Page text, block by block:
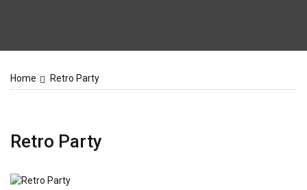
Home Retro Party
Retro Party